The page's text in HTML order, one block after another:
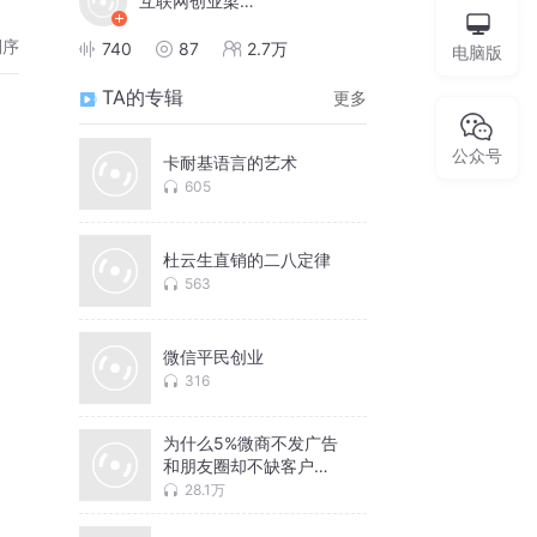
740 87 2.7万
TA的专辑 更多
卡耐基语言的艺术
605
杜云生直销的二八定律
563
微信平民创业
316
为什么5%微商不发广告
和朋友圈却不缺客户？
解密微商微营销和互联
28.1万
电脑版
公众号